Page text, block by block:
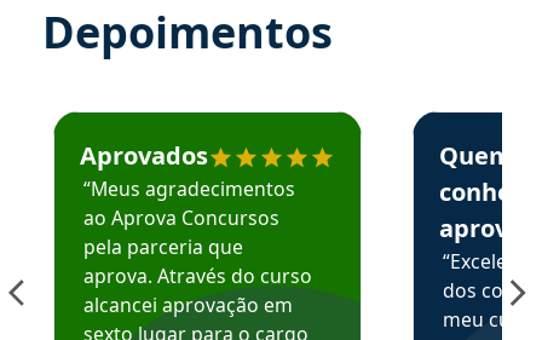
Depoimentos
Estudante José recomenda o Aprova Concursos em
Aprovados
“Meus agradecimentos
ao Aprova Concursos
pela parceria que
aprova. Através do curso
alcancei aprovação em
sexto lugar para o cargo
Estudante
Quem
aprova
dos
meu